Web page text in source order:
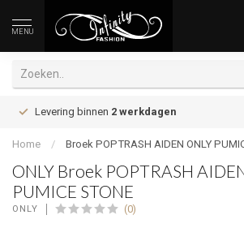
MENU
Levering binnen 2 werkdagen
Home / Broek POPTRASH AIDEN ONLY
ONLY Broek POPTRASH
PUMICE STONE
ONLY (0)